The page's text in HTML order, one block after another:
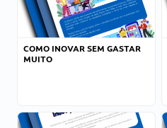
COMO INOVAR SEM GASTAR
MUITO